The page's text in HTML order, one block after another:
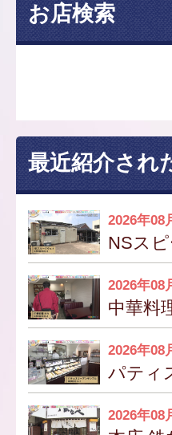
お店検索
最近紹介され
2026年08
NSス
2026年08
中華料
2026年08
パティ
2026年08